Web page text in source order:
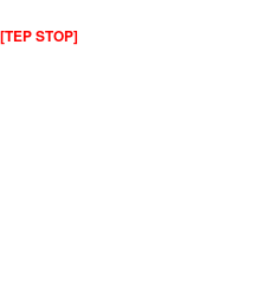
[TEP STOP]